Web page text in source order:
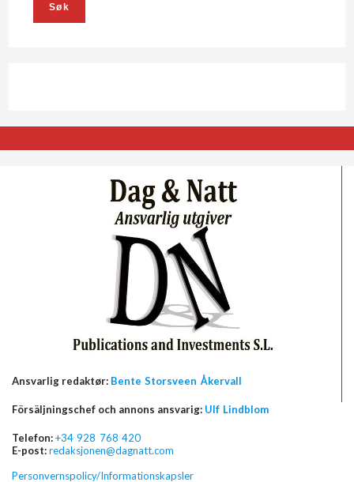
Søk
Ansvarlig redaktør: Bente Storsveen Åkervall
Försäljningschef och annons ansvarig: Ulf Lindblom
Telefon:+34 928 768 420
E-post:redaksjonen@dagnatt.com
Personvernspolicy/Informationskapsler